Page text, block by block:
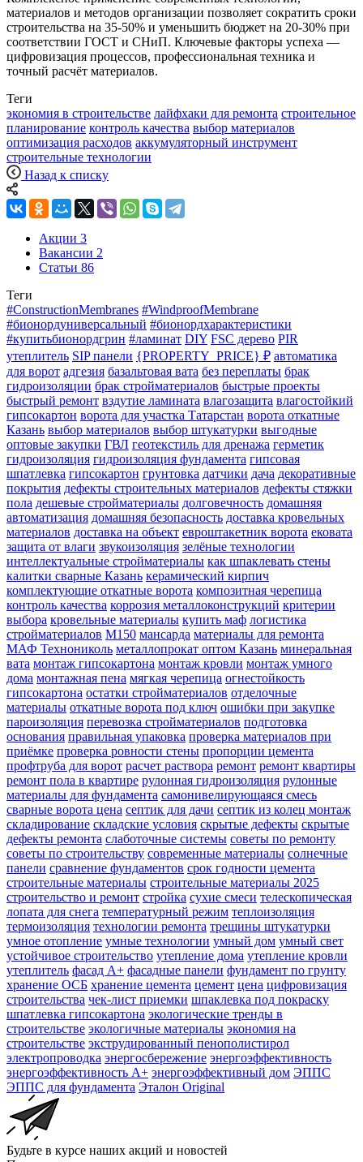
материалов и методов организации позволяет сократить сроки
строительства на 35-50% и уменьшить бюджет на 20-30% при
соответствии ГОСТ и СНиП. Ключевые факторы успеха —
цифровизация процессов, профессиональная техника и
точный расчёт материалов.
Теги
экономия в строительстве лайфхаки для ремонта строительное
планирование контроль качества выбор материалов
оптимизация расходов аккумуляторный инструмент
строительные технологии
Назад к списку
Акции 3
Вакансии 2
Статьи 86
Теги
#ConstructionMembranes #WindproofMembrane
#бионордуниверсальный #бионордхарактеристики
#купитьбионордгрин #ламинат DIY FSC дерево PIR
утеплитель SIP панели {PROPERTY_PRICE} ₽ автоматика
для ворот адгезия базальтовая вата без переплаты брак
гидроизоляции брак стройматериалов быстрые проекты
быстрый ремонт вздутие ламината влагозащита влагостойкий
гипсокартон ворота для участка Татарстан ворота откатные
Казань выбор материалов выбор штукатурки выгодные
оптовые закупки ГВЛ геотекстиль для дренажа герметик
гидроизоляция гидроизоляция фундамента гипсовая
шпатлевка гипсокартон грунтовка датчики дача декоративные
покрытия дефекты строительных материалов дефекты стяжки
пола дешевые стройматериалы долговечность домашняя
автоматизация домашняя безопасность доставка кровельных
материалов доставка на объект евроштакетник ворота ековата
защита от влаги звукоизоляция зелёные технологии
интеллектуальные стройматериалы как шпаклевать стены
калитки сварные Казань керамический кирпич
комплектующие откатные ворота композитная черепица
контроль качества коррозия металлоконструкций критерии
выбора кровельные материалы купить маф логистика
стройматериалов М150 мансарда материалы для ремонта
МАФ Технониколь металлопрокат оптом Казань минеральная
вата монтаж гипсокартона монтаж кровли монтаж умного
дома монтажная пена мягкая черепица огнестойкость
гипсокартона остатки стройматериалов отделочные
материалы откатные ворота под ключ ошибки при закупке
пароизоляция перевозка стройматериалов подготовка
основания правильная упаковка проверка материалов при
приёмке проверка ровности стены пропорции цемента
профтруба для ворот расчет раствора ремонт ремонт квартиры
ремонт пола в квартире рулонная гидроизоляция рулонные
материалы для фундамента самонивелирующаяся смесь
сварные ворота цена септик для дачи септик из колец монтаж
складирование складские условия скрытые дефекты скрытые
дефекты ремонта слаботочные системы советы по ремонту
советы по строительству современные материалы солнечные
панели сравнение фундаментов срок годности цемента
строительные материалы строительные материалы 2025
строительство и ремонт стройка сухие смеси телескопическая
лопата для снега температурный режим теплоизоляция
термоизоляция технологии ремонта трещины штукатурки
умное отопление умные технологии умный дом умный свет
устойчивое строительство утепление дома утепление кровли
утеплитель фасад А+ фасадные панели фундамент по грунту
хранение ОСБ хранение цемента цемент цена цифровизация
строительства чек-лист приемки шпаклевка под покраску
шпатлевка гипсокартона экологические тренды в
строительстве экологичные материалы экономия на
строительстве экструдированный пенополистирол
электропроводка энергосбережение энергоэффективность
энергоэффективность А+ энергоэффективный дом ЭППС
ЭППС для фундамента Эталон Original
Будьте в курсе наших акций и новостей